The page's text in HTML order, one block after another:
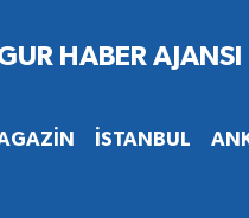
İSTANBUL